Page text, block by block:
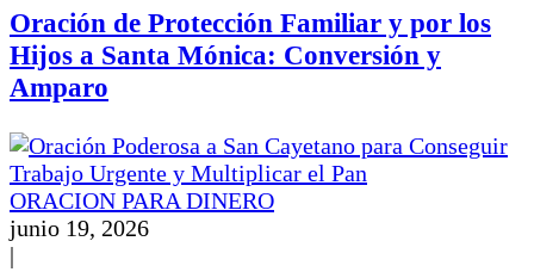
Oración de Protección Familiar y por los
Hijos a Santa Mónica: Conversión y
Amparo
ORACION PARA DINERO
junio 19, 2026
|